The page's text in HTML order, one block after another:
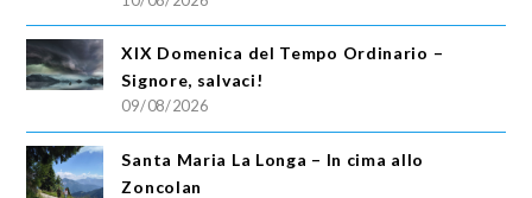
XIX Domenica del Tempo Ordinario –
Signore, salvaci!
09/08/2026
Santa Maria La Longa – In cima allo
Zoncolan